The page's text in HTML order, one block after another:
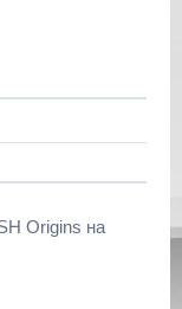
Origins на